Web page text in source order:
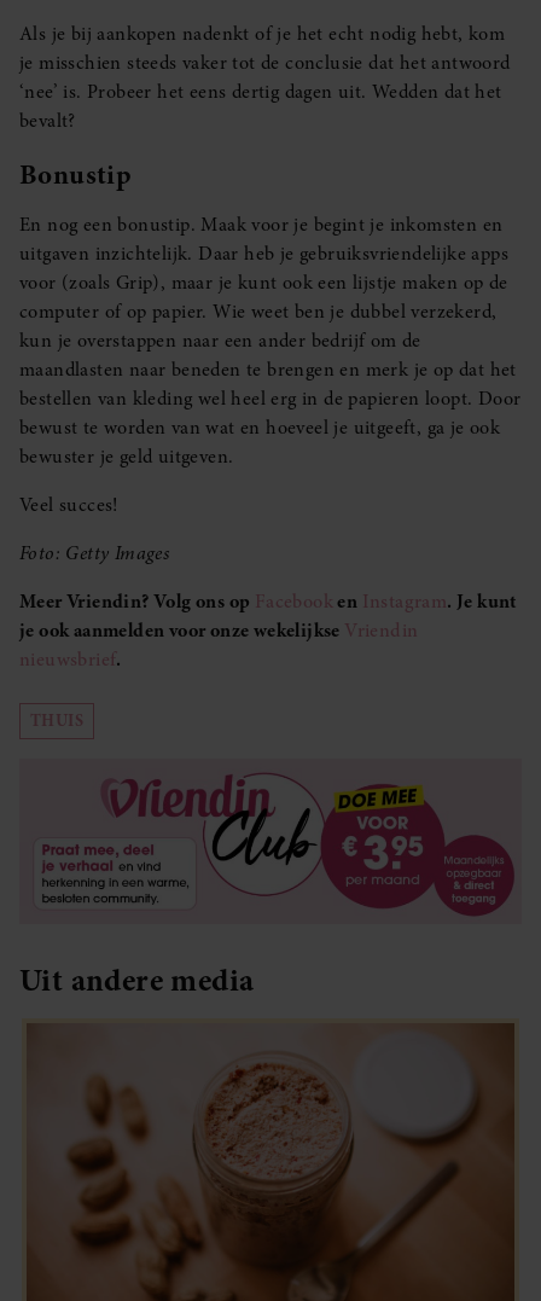
Als je bij aankopen nadenkt of je het echt nodig hebt, kom
je misschien steeds vaker tot de conclusie dat het antwoord
‘nee’ is. Probeer het eens dertig dagen uit. Wedden dat het
bevalt?
Bonustip
En nog een bonustip. Maak voor je begint je inkomsten en
uitgaven inzichtelijk. Daar heb je gebruiksvriendelijke apps
voor (zoals Grip), maar je kunt ook een lijstje maken op de
computer of op papier. Wie weet ben je dubbel verzekerd,
kun je overstappen naar een ander bedrijf om de
maandlasten naar beneden te brengen en merk je op dat het
bestellen van kleding wel heel erg in de papieren loopt. Door
bewust te worden van wat en hoeveel je uitgeeft, ga je ook
bewuster je geld uitgeven.
Veel succes!
Foto: Getty Images
Meer Vriendin? Volg ons op Facebooken Instagram. Je kunt
je ook aanmelden voor onze wekelijkse Vriendin
nieuwsbrief.
THUIS
Uit andere media